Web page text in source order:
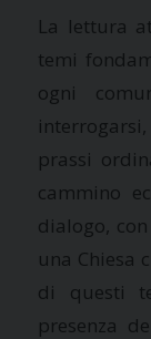
La lettura
temi
ogni
prassi
cammino
dialogo,
una Chiesa
di questi
presenza